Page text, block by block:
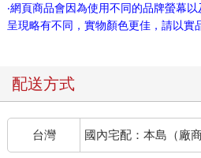
‧網頁商品會因為使用不同的品牌螢幕
呈現略有不同，實物顏色更佳，請以實
配送方式
台灣 國內宅配：本島（廠商